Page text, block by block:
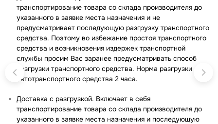
транспортирование товара со склада производителя до
указанного в заявке места назначения и не
предусматривает последующую разгрузку транспортного
средства. Поэтому во избежание простоя транспортного
средства и возникновения издержек транспортной
службы просим Вас заранее предусматривать способ
разгрузки транспортного средства. Норма разгрузки
автотранспортного средства 2 часа.
Доставка с разгрузкой. Включает в себя
транспортирование товара со склада производителя до
указанного в заявке места назначения и последующую